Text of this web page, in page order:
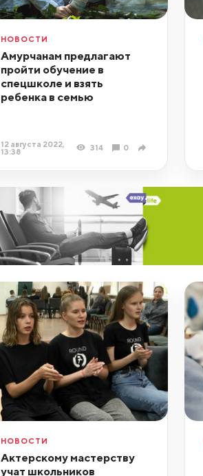
НОВОСТИ
Амурчанам предлагают
пройти обучение в
спецшколе и взять
ребенка в семью
12 августа 2022,
13:38
314 0
НОВОСТИ
Актерскому мастерству
учат школьников